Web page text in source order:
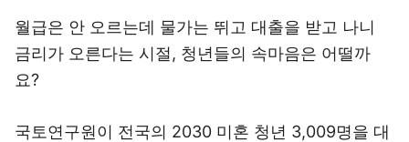
월급은 안 오르는데 물가는 뛰고 대출을 받고 나니
금리가 오른다는 시절, 청년들의 속마음은 어떨까
요?
국토연구원이 전국의 2030 미혼 청년 3,009명을 대